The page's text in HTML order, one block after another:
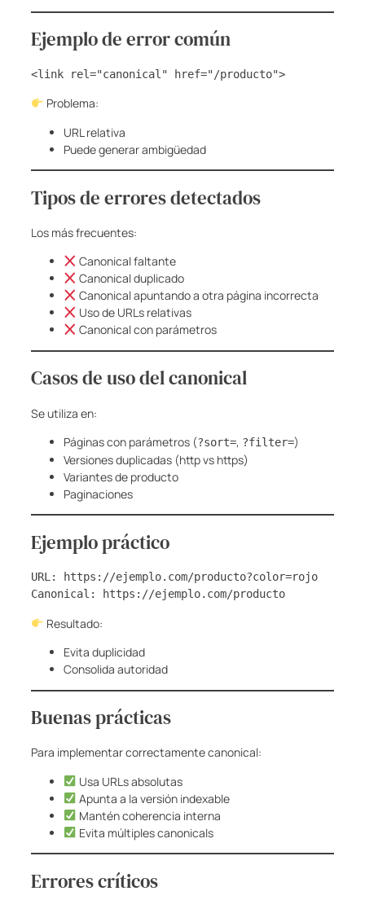
Ejemplo de error común
<link rel="canonical" href="/producto">
Problema:
URL relativa
Puede generar ambigüedad
Tipos de errores detectados
Los más frecuentes:
Canonical faltante
Canonical duplicado
Canonical apuntando a otra página incorrecta
Uso de URLs relativas
Canonical con parámetros
Casos de uso del canonical
Se utiliza en:
Páginas con parámetros (?sort=, ?filter=)
Versiones duplicadas (http vs https)
Variantes de producto
Paginaciones
Ejemplo práctico
URL: https://ejemplo.com/producto?color=rojo
Canonical: https://ejemplo.com/producto
Resultado:
Evita duplicidad
Consolida autoridad
Buenas prácticas
Para implementar correctamente canonical:
Usa URLs absolutas
Apunta a la versión indexable
Mantén coherencia interna
Evita múltiples canonicals
Errores críticos